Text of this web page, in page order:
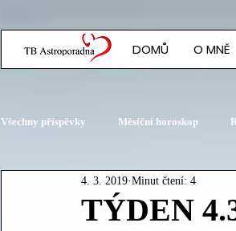
DOMŮ O MNĚ
Všechny příspěvky Měsíční horoskop
Planetární konstelace
TÝDEN
4. 3. 2019 Minut čtení: 4